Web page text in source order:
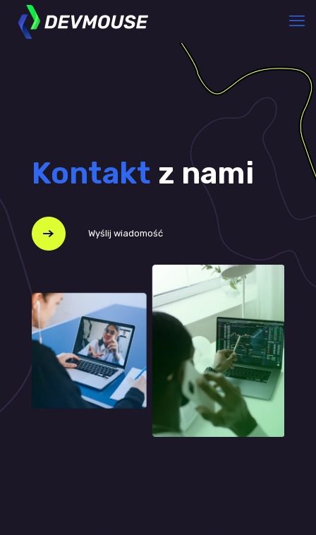
Kontakt z nami
Wyślij wiadomość